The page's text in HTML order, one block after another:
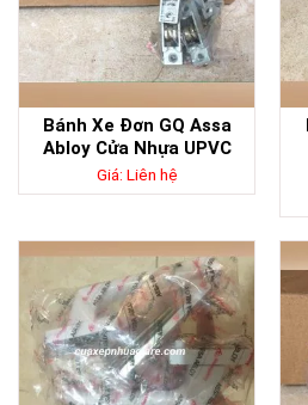
Bánh Xe Đơn GQ Assa
Abloy Cửa Nhựa UPVC
Giá: Liên hệ